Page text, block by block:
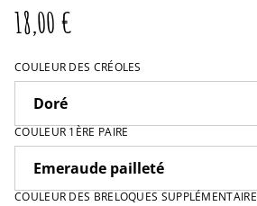
18,00 €
COULEUR DES CRÉOLES
COULEUR 1ÈRE PAIRE
COULEUR DES BRELOQUES SUPPLÉMENTAIRE